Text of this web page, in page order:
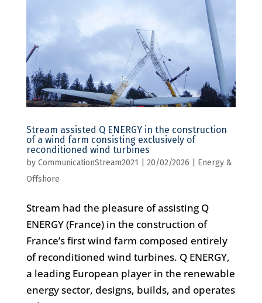
Stream assisted Q ENERGY in the construction
of a wind farm consisting exclusively of
reconditioned wind turbines
by CommunicationStream2021 20/02/2026
Energy &
Offshore
Stream had the pleasure of assisting Q
ENERGY (France) in the construction of
France’s first wind farm composed entirely
of reconditioned wind turbines. Q ENERGY,
a leading European player in the renewable
energy sector, designs, builds, and operates